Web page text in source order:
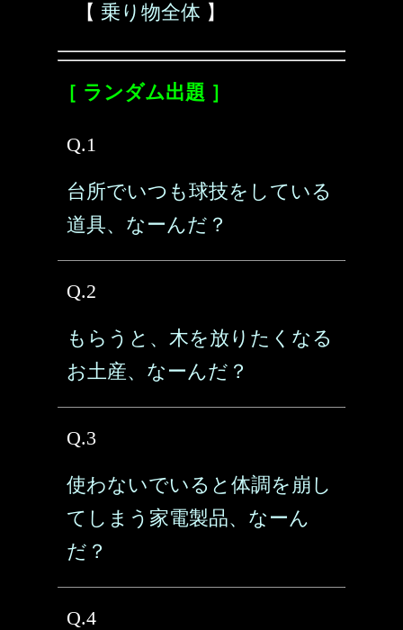
【 乗り物全体 】
［ ランダム出題 ］
Q.1
台所でいつも球技をしている
道具、なーんだ？
Q.2
もらうと、木を放りたくなる
お土産、なーんだ？
Q.3
使わないでいると体調を崩し
てしまう家電製品、なーん
だ？
Q.4